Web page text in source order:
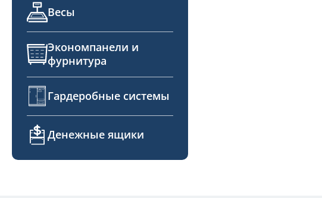
Весы
Экономпанели и
фурнитура
Гардеробные системы
Денежные ящики